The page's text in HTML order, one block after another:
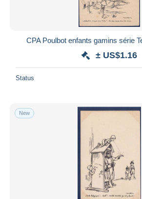
CPA Poulbot enfants gamins série
± US$1.16
Status
New